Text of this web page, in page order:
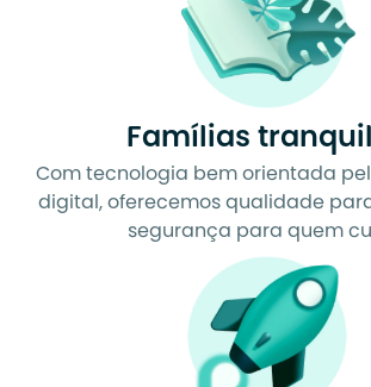
Famílias
Com tecnologia bem orientada
digital, oferecemos qualidade
segurança para quem